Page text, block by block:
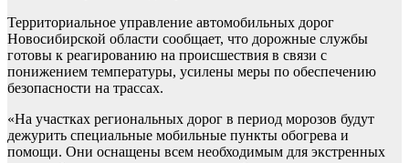
Территориальное управление автомобильных дорог
Новосибирской области сообщает, что дорожные службы
готовы к реагированию на происшествия в связи с
понижением температуры, усилены меры по обеспечению
безопасности на трассах.
«На участках региональных дорог в период морозов будут
дежурить специальные мобильные пункты обогрева и
помощи. Они оснащены всем необходимым для экстренных